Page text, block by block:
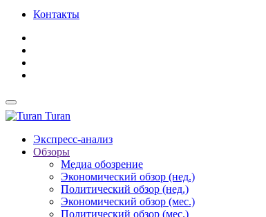
Контакты
Turan
Экспресс-анализ
Обзоры
Медиа обозрение
Экономический обзор (нед.)
Политический обзор (нед.)
Экономический обзор (мес.)
Политический обзор (мес.)